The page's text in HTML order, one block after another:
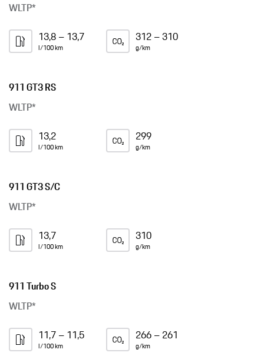
WLTP*
13,8 – 13,7
l/100 km
312 – 310
g/km
911 GT3 RS
WLTP*
13,2
l/100 km
299
g/km
911 GT3 S/C
WLTP*
13,7
l/100 km
310
g/km
911 Turbo S
WLTP*
11,7 – 11,5
l/100 km
266 – 261
g/km